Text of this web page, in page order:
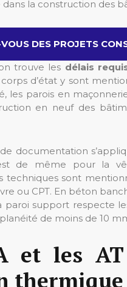
dans la construction des
DES PROJETS
trouve les délais
d’état y sont
les parois en
en neuf des
documentation
de même pour la
techniques sont
ou CPT. En béton
paroi support respecte
de moins de 10
et les